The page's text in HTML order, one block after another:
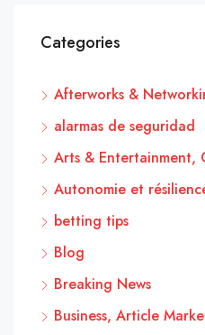
Categories
Afterworks &
alarmas de seguridad
Arts & Entertainment,
Autonomie et
betting tips
Blog
Breaking News
Business, Article